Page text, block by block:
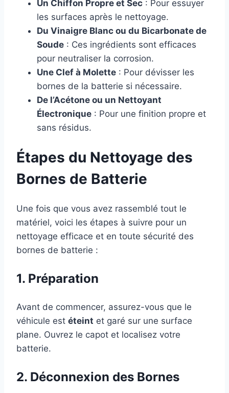
Un Chiffon Propre et Sec : Pour essuyer
les surfaces après le nettoyage.
Du Vinaigre Blanc ou du Bicarbonate de
Soude : Ces ingrédients sont efficaces
pour neutraliser la corrosion.
Une Clef à Molette : Pour dévisser les
bornes de la batterie si nécessaire.
De l’Acétone ou un Nettoyant
Électronique : Pour une finition propre et
sans résidus.
Étapes du Nettoyage des
Bornes de Batterie
Une fois que vous avez rassemblé tout le
matériel, voici les étapes à suivre pour un
nettoyage efficace et en toute sécurité des
bornes de batterie :
1. Préparation
Avant de commencer, assurez-vous que le
véhicule est éteint et garé sur une surface
plane. Ouvrez le capot et localisez votre
batterie.
2. Déconnexion des Bornes